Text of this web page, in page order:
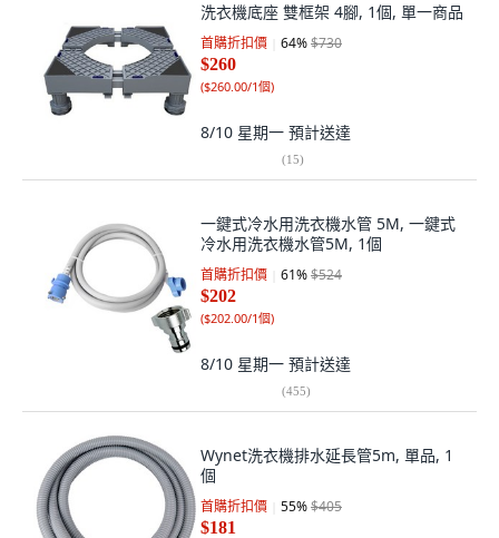
洗衣機底座 雙框架 4腳, 1個, 單一商品
首購折扣價 64%$730
$260
($260.00/1個)
8/10 星期一 預計送達
(15)
一鍵式冷水用洗衣機水管 5M, 一鍵式
冷水用洗衣機水管5M, 1個
首購折扣價 61%$524
$202
($202.00/1個)
8/10 星期一 預計送達
(455)
Wynet洗衣機排水延長管5m, 單品, 1
個
首購折扣價 55%$405
$181